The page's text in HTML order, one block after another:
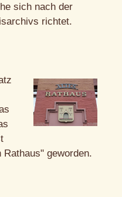
sich nach der
richtet.
geworden.